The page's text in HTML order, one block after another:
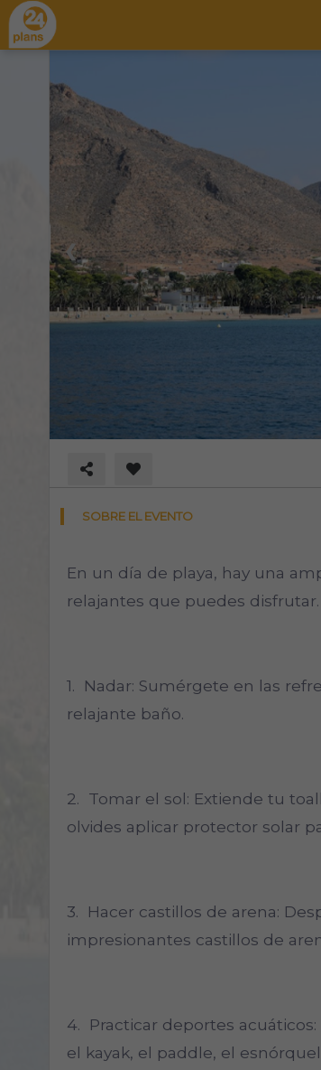
❮
SOBRE EL EVENTO
En un día de playa, hay una
relajantes que puedes
1. Nadar: Sumérgete en las
relajante baño.
2. Tomar el sol: Extiende tu
olvides aplicar protector solar
3. Hacer castillos de arena:
impresionantes castillos de
4. Practicar deportes
el kayak, el paddle, el